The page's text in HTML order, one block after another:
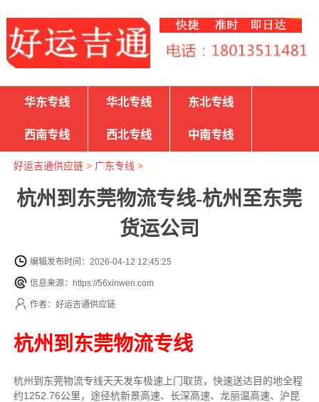
华东专线 华北专线 东北专线
西南专线 西北专线 中南专线
好运吉通供应链> 广东专线 >
杭州到东莞物流专线-杭州至东莞
货运公司
编辑发布时间：2026-04-12 12:45:25
信息来源：https://56xinwen.com
作者：好运吉通供应链
杭州到东莞物流专线
杭州到东莞物流专线天天发车极速上门取货，快速送达目的地全程
约1252.76公里，途径杭新景高速、长深高速、龙丽温高速、沪昆